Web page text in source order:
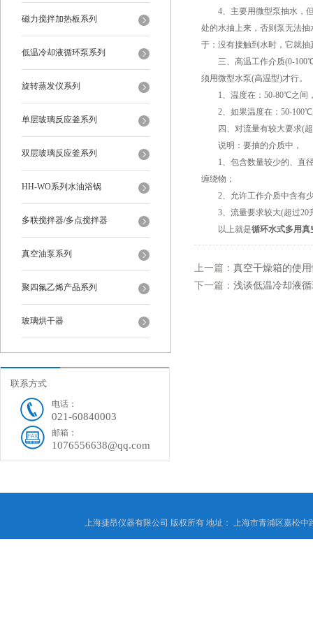
磁力搅拌加热板系列
低温冷却液循环泵系列
旋转蒸发仪系列
单层玻璃反应釜系列
双层玻璃反应釜系列
HH-WO系列水油浴锅
多联搅拌器/多点搅拌器
真空油泵系列
聚四氟乙烯产品系列
玻璃烘干器
联系方式
电话：
021-60840003
邮箱：
1076556638@qq.com
4、主要用微型泵抽水，但
处的水抽上来，否则泵无法
于：没有接触到水时，它就
三、高温工作介质(0-100℃)
须用微型水泵(高温型)才行。
1、温度在：50-80℃之间，
2、如果温度在：50-100℃
四、对流量有较大要求(超
说明：要抽的介质中，
1、包含数量较少的、直径
缠绕物；
2、允许工作介质中含有少
3、流量要求较大(超过20
以上就是循环水式多用真
上一篇： 真空干燥箱的使
下一篇： 浅谈低温冷却液
上海捷昂仪器有限公司 版权所有 地址： 上海市青浦区嘉松中